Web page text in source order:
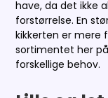
have, da det ikke
forstørrelse. En
kikkerten er mere
sortimentet her
forskellige behov.